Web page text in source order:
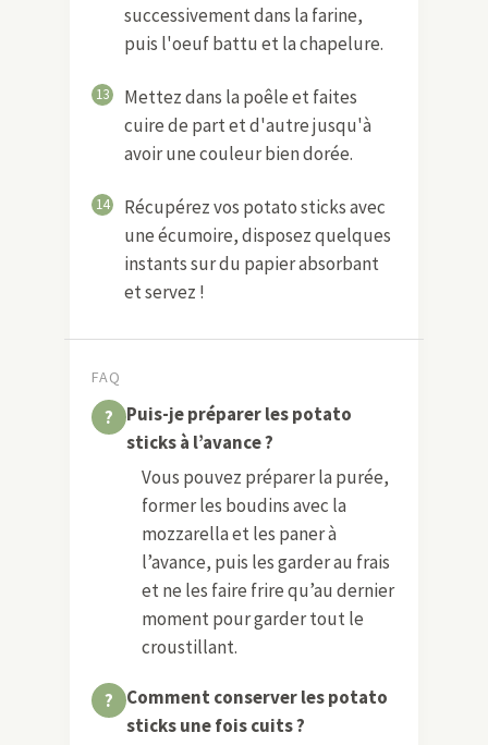
successivement dans la farine,
puis l'oeuf battu et la chapelure.
13
Mettez dans la poêle et faites
cuire de part et d'autre jusqu'à
avoir une couleur bien dorée.
14
Récupérez vos potato sticks avec
une écumoire, disposez quelques
instants sur du papier absorbant
et servez !
FAQ
Puis-je préparer les potato
sticks à l’avance ?
Vous pouvez préparer la purée,
former les boudins avec la
mozzarella et les paner à
l’avance, puis les garder au frais
et ne les faire frire qu’au dernier
moment pour garder tout le
croustillant.
Comment conserver les potato
sticks une fois cuits ?